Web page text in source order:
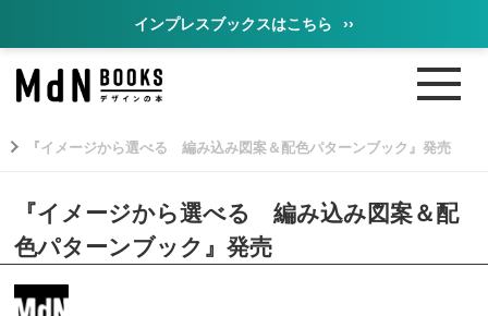
インプレスブックスはこちら ››
『イメージから選べる 編み込み図案＆配色パターンブック』発売
『イメージから選べる 編み込み図案＆配
色パターンブック』発売